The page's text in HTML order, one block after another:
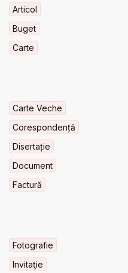
Articol
Buget
Carte
Carte Veche
Corespondență
Disertație
Document
Factură
Fotografie
Invitaţie